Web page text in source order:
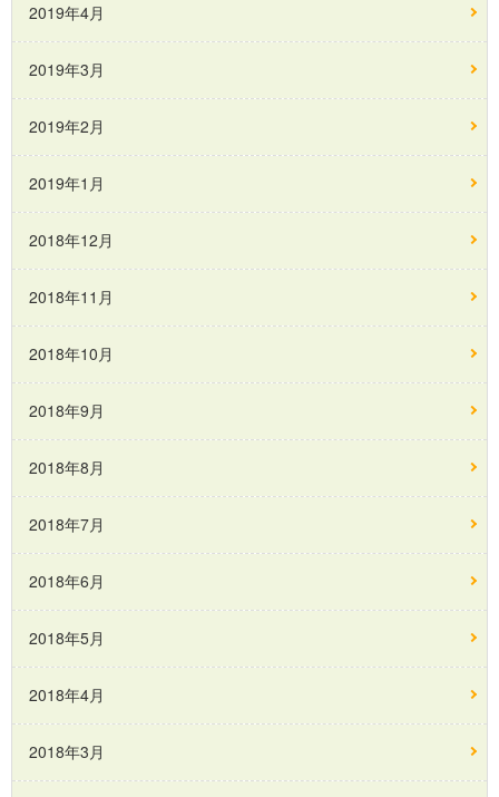
2019年4月
2019年3月
2019年2月
2019年1月
2018年12月
2018年11月
2018年10月
2018年9月
2018年8月
2018年7月
2018年6月
2018年5月
2018年4月
2018年3月